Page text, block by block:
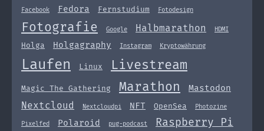
Facebook Fedora Fernstudium Fotodesign
Fotografie Google Halbmarathon HDMI
Holga Holgagraphy Instagram Kryptowährung
Laufen Linux Livestream
Magic The Gathering Marathon Mastodon
Nextcloud Nextcloudpi NFT OpenSea Photozine
Pixelfed Polaroid pug-podcast Raspberry Pi